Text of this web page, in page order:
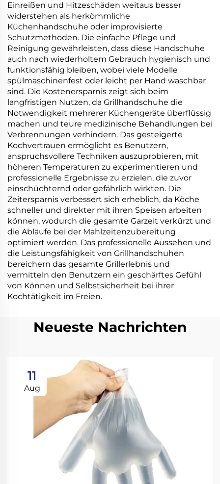
Einreißen und Hitzeschäden weitaus besser
widerstehen als herkömmliche
Küchenhandschuhe oder improvisierte
Schutzmethoden. Die einfache Pflege und
Reinigung gewährleisten, dass diese Handschuhe
auch nach wiederholtem Gebrauch hygienisch und
funktionsfähig bleiben, wobei viele Modelle
spülmaschinenfest oder leicht per Hand waschbar
sind. Die Kostenersparnis zeigt sich beim
langfristigen Nutzen, da Grillhandschuhe die
Notwendigkeit mehrerer Küchengeräte überflüssig
machen und teure medizinische Behandlungen bei
Verbrennungen verhindern. Das gesteigerte
Kochvertrauen ermöglicht es Benutzern,
anspruchsvollere Techniken auszuprobieren, mit
höheren Temperaturen zu experimentieren und
professionelle Ergebnisse zu erzielen, die zuvor
einschüchternd oder gefährlich wirkten. Die
Zeitersparnis verbessert sich erheblich, da Köche
schneller und direkter mit ihren Speisen arbeiten
können, wodurch die gesamte Garzeit verkürzt und
die Abläufe bei der Mahlzeitenzubereitung
optimiert werden. Das professionelle Aussehen und
die Leistungsfähigkeit von Grillhandschuhen
bereichern das gesamte Grillerlebnis und
vermitteln den Benutzern ein geschärftes Gefühl
von Können und Selbstsicherheit bei ihrer
Kochtätigkeit im Freien.
Neueste Nachrichten
11
Aug